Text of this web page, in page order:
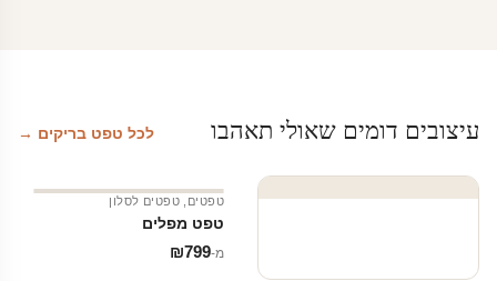
עיצובים דומים שאולי תאהבו לכל טפט בריקים →
טפטים טפטים לסלון
טפט מפלים
מ‑ ₪799